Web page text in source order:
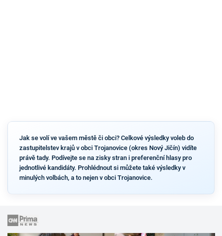
Jak se volí ve vašem městě či obci? Celkové výsledky voleb do
zastupitelstev krajů v obci Trojanovice (okres Nový Jičín) vidíte
právě tady. Podívejte se na zisky stran i preferenční hlasy pro
jednotlivé kandidáty. Prohlédnout si můžete také výsledky v
minulých volbách, a to nejen v obci Trojanovice.